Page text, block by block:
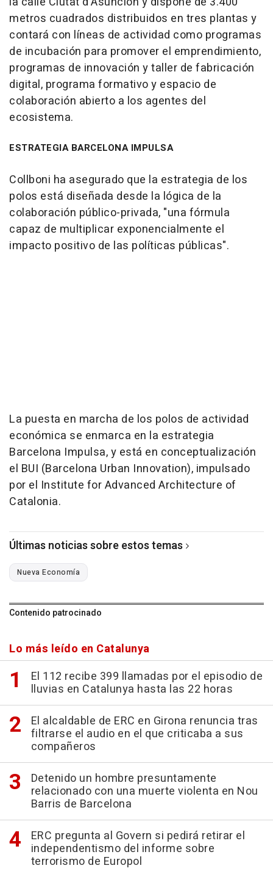
metros cuadrados distribuidos en tres plantas y
contará con líneas de actividad como programas
de incubación para promover el emprendimiento,
programas de innovación y taller de fabricación
digital, programa formativo y espacio de
colaboración abierto a los agentes del
ecosistema.
ESTRATEGIA BARCELONA IMPULSA
Collboni ha asegurado que la estrategia de los
polos está diseñada desde la lógica de la
colaboración público-privada, "una fórmula
capaz de multiplicar exponencialmente el
impacto positivo de las políticas públicas".
La puesta en marcha de los polos de actividad
económica se enmarca en la estrategia
Barcelona Impulsa, y está en conceptualización
el BUI (Barcelona Urban Innovation), impulsado
por el Institute for Advanced Architecture of
Catalonia.
Últimas noticias sobre estos temas
Nueva Economía
Contenido patrocinado
Lo más leído en Catalunya
El 112 recibe 399 llamadas por el episodio de
lluvias en Catalunya hasta las 22 horas
El alcaldable de ERC en Girona renuncia tras
filtrarse el audio en el que criticaba a sus
compañeros
Detenido un hombre presuntamente
relacionado con una muerte violenta en Nou
Barris de Barcelona
ERC pregunta al Govern si pedirá retirar el
independentismo del informe sobre
terrorismo de Europol